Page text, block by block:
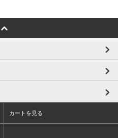
カートを見る